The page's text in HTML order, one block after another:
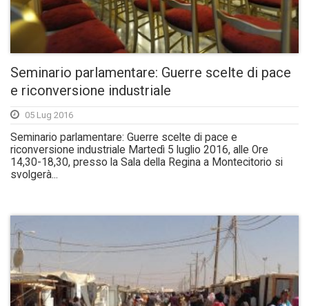
Seminario parlamentare: Guerre scelte di pace
e riconversione industriale
05 Lug 2016
Seminario parlamentare: Guerre scelte di pace e
riconversione industriale Martedì 5 luglio 2016, alle Ore
14,30-18,30, presso la Sala della Regina a Montecitorio si
svolgerà...